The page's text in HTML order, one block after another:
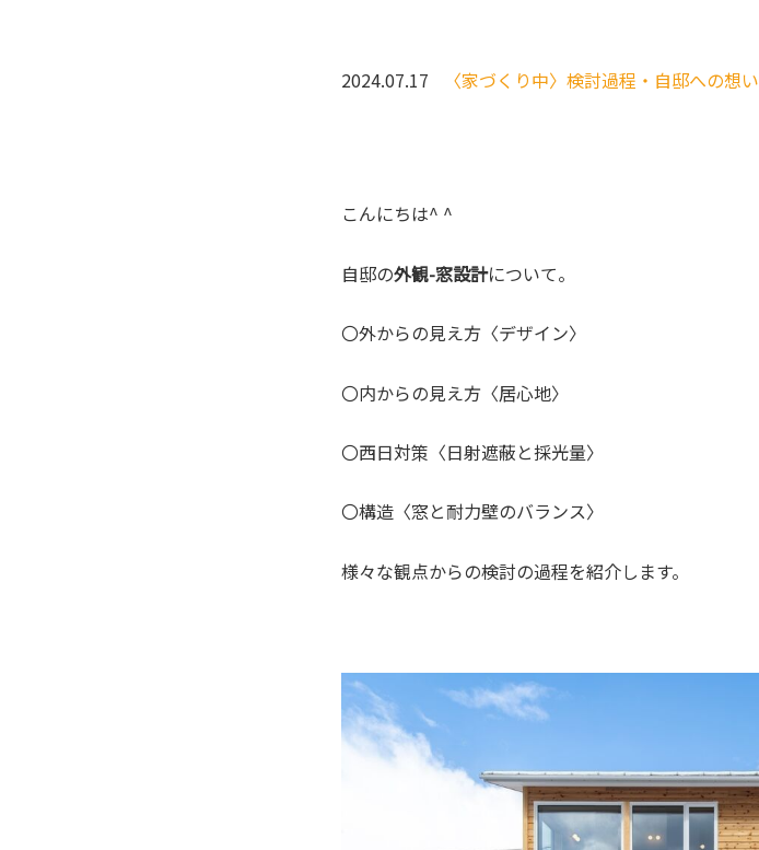
2024.07.17 〈家づくり中〉検討過程・自邸への想い
こんにちは^ ^
自邸の外観-窓設計について。
〇外からの見え方〈デザイン〉
〇内からの見え方〈居心地〉
〇西日対策〈日射遮蔽と採光量〉
〇構造〈窓と耐力壁のバランス〉
様々な観点からの検討の過程を紹介します。